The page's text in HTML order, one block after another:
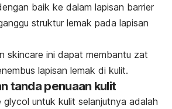
baik ke dalam lapisan barrier
struktur lemak pada lapisan
skincare ini dapat membantu zat
lapisan lemak di kulit.
tanda penuaan kulit
glycol untuk kulit selanjutnya adalah